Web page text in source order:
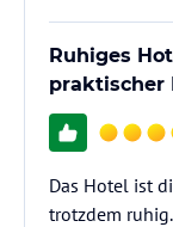
Ruhiges
praktischer
Das Hotel ist
trotzdem